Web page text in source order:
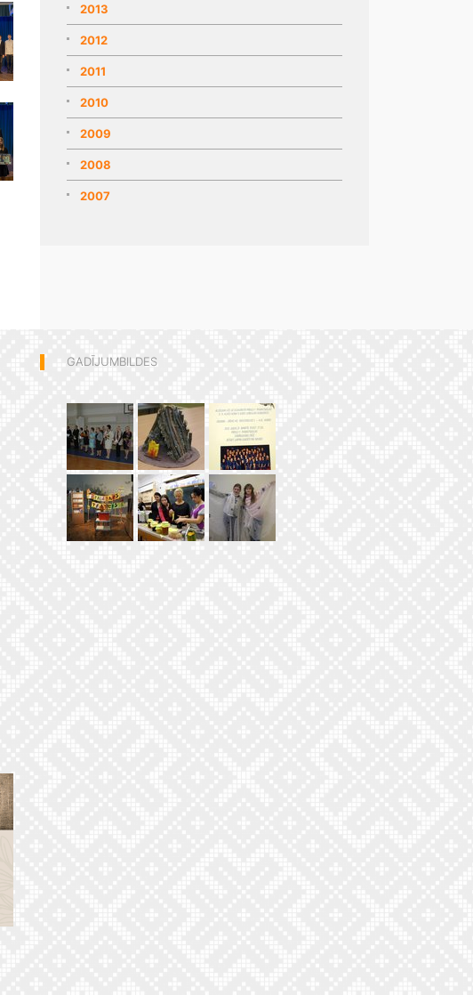
2013
2012
2011
2010
2009
2008
2007
GADĪJUMBILDES